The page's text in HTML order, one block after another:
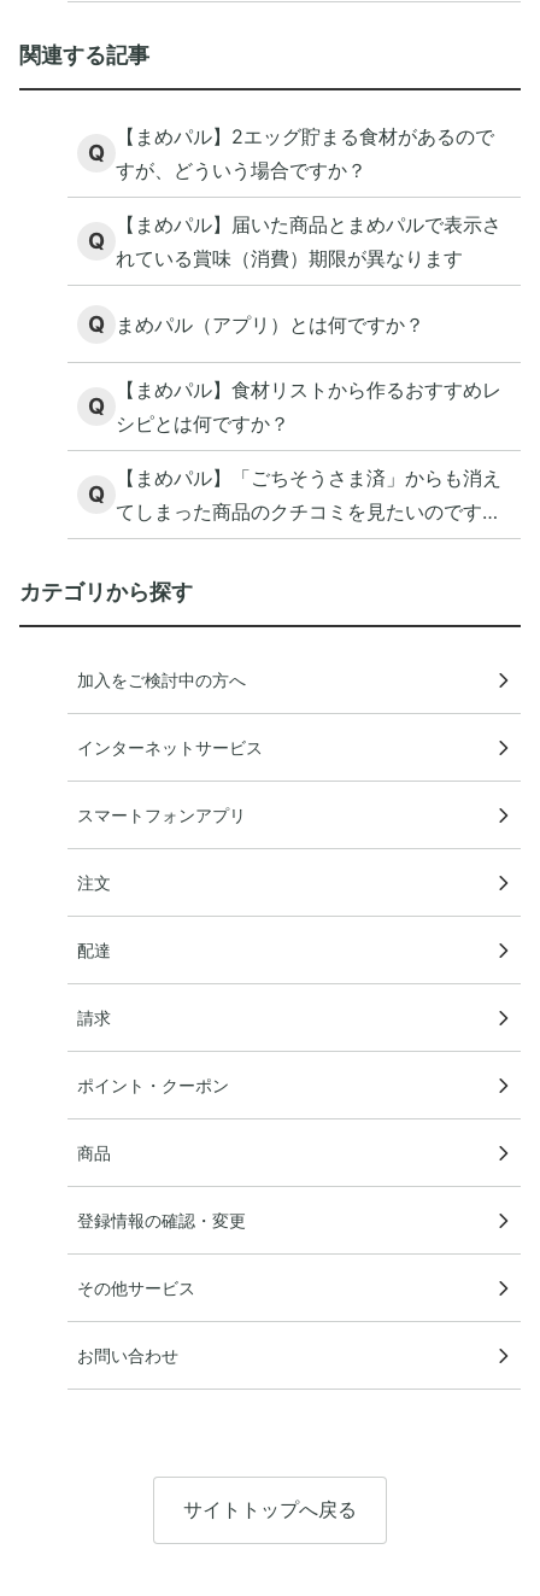
関連する記事
Q
【まめパル】2エッグ貯まる食材があるので
すが、どういう場合ですか？
Q
【まめパル】届いた商品とまめパルで表示さ
れている賞味（消費）期限が異なります
Q まめパル（アプリ）とは何ですか？
Q
【まめパル】食材リストから作るおすすめレ
シピとは何ですか？
Q
【まめパル】「ごちそうさま済」からも消え
てしまった商品のクチコミを見たいのです
が。
カテゴリから探す
加入をご検討中の方へ
インターネットサービス
スマートフォンアプリ
注文
配達
請求
ポイント・クーポン
商品
登録情報の確認・変更
その他サービス
お問い合わせ
サイトトップへ戻る